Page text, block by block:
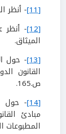
[11]
- أنظر المادة
[12]
الميثاق.
[13]
- حول
القانون
ص.165.
[14]
- حول
مبادئ
المطبوعات